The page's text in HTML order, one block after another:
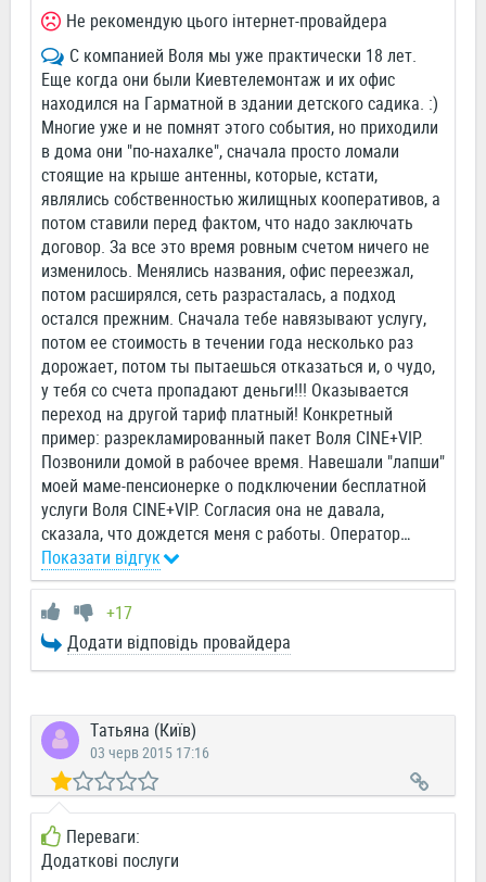
Не рекомендую цього інтернет-провайдера
С компанией Воля мы уже практически 18 лет.
Еще когда они были Киевтелемонтаж и их офис
находился на Гарматной в здании детского садика. :)
Многие уже и не помнят этого события, но приходили
в дома они "по-нахалке", сначала просто ломали
стоящие на крыше антенны, которые, кстати,
являлись собственностью жилищных кооперативов, а
потом ставили перед фактом, что надо заключать
договор. За все это время ровным счетом ничего не
изменилось. Менялись названия, офис переезжал,
потом расширялся, сеть разрасталась, а подход
остался прежним. Сначала тебе навязывают услугу,
потом ее стоимость в течении года несколько раз
дорожает, потом ты пытаешься отказаться и, о чудо,
у тебя со счета пропадают деньги!!! Оказывается
переход на другой тариф платный! Конкретный
пример: разрекламированный пакет Воля CINE+VIP.
Позвонили домой в рабочее время. Навешали "лапши"
моей маме-пенсионерке о подключении бесплатной
услуги Воля CINE+VIP. Согласия она не давала,
сказала, что дождется меня с работы. Оператор…
Показати відгук
+17
Додати відповідь провайдера
Татьяна (Київ)
03 черв 2015 17:16
Переваги:
Додаткові послуги